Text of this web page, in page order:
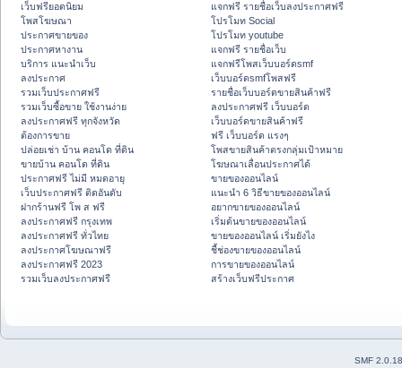
เว็บฟรียอดนิยม
โพสโฆษณา
ประกาศขายของ
ประกาศหางาน
บริการ แนะนำเว็บ
ลงประกาศ
รวมเว็บประกาศฟรี
รวมเว็บซื้อขาย ใช้งานง่าย
ลงประกาศฟรี ทุกจังหวัด
ต้องการขาย
ปล่อยเช่า บ้าน คอนโด ที่ดิน
ขายบ้าน คอนโด ที่ดิน
ประกาศฟรี ไม่มี หมดอายุ
เว็บประกาศฟรี ติดอันดับ
ฝากร้านฟรี โพ ส ฟรี
ลงประกาศฟรี กรุงเทพ
ลงประกาศฟรี ทั่วไทย
ลงประกาศโฆษณาฟรี
ลงประกาศฟรี 2023
รวมเว็บลงประกาศฟรี
แจกฟรี รายชื่อเว็บลงประกาศฟรี
โปรโมท Social
โปรโมท youtube
แจกฟรี รายชื่อเว็บ
แจกฟรีโพสเว็บบอร์ดsmf
เว็บบอร์ดsmfโพสฟรี
รายชื่อเว็บบอร์ดขายสินค้าฟรี
ลงประกาศฟรี เว็บบอร์ด
เว็บบอร์ดขายสินค้าฟรี
ฟรี เว็บบอร์ด แรงๆ
โพสขายสินค้าตรงกลุ่มเป้าหมาย
โฆษณาเลื่อนประกาศได้
ขายของออนไลน์
แนะนำ 6 วิธีขายของออนไลน์
อยากขายของออนไลน์
เริ่มต้นขายของออนไลน์
ขายของออนไลน์ เริ่มยังไง
ชี้ช่องขายของออนไลน์
การขายของออนไลน์
สร้างเว็บฟรีประกาศ
SMF 2.0.18